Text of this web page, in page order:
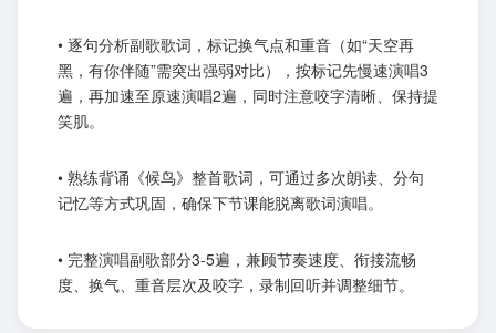
• 逐句分析副歌歌词，标记换气点和重音（如“天空再
黑，有你伴随”需突出强弱对比），按标记先慢速演唱3
遍，再加速至原速演唱2遍，同时注意咬字清晰、保持提
笑肌。
• 熟练背诵《候鸟》整首歌词，可通过多次朗读、分句
记忆等方式巩固，确保下节课能脱离歌词演唱。
• 完整演唱副歌部分3-5遍，兼顾节奏速度、衔接流畅
度、换气、重音层次及咬字，录制回听并调整细节。